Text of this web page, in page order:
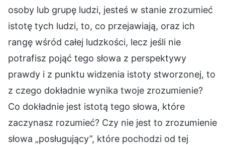
osoby lub grupę ludzi, jesteś w stanie zrozumieć
istotę tych ludzi, to, co przejawiają, oraz ich
rangę wśród całej ludzkości, lecz jeśli nie
potrafisz pojąć tego słowa z perspektywy
prawdy i z punktu widzenia istoty stworzonej, to
z czego dokładnie wynika twoje zrozumienie?
Co dokładnie jest istotą tego słowa, które
zaczynasz rozumieć? Czy nie jest to zrozumienie
słowa „posługujący”, które pochodzi od tej